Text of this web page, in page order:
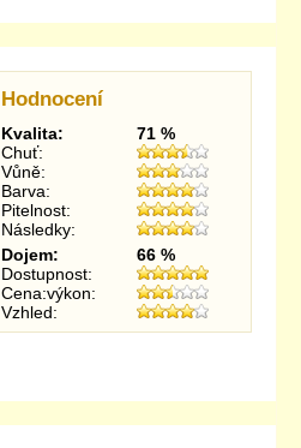
Hodnocení
Kvalita:
71 %
Chuť:
Vůně:
Barva:
Pitelnost:
Následky:
Dojem:
66 %
Dostupnost:
Cena:výkon:
Vzhled: